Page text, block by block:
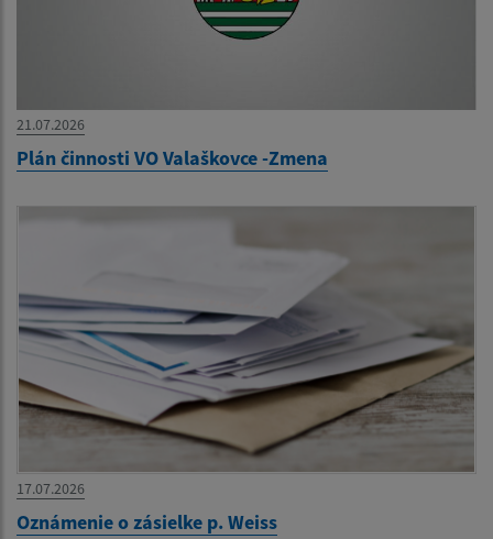
21.07.2026
Plán činnosti VO Valaškovce -Zmena
17.07.2026
Oznámenie o zásielke p. Weiss